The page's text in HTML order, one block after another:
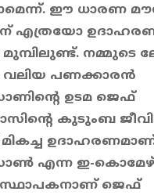
ഈ ധാരണ
എത്രയോ
മുമ്പിലുണ്ട്. നമ്മുടെ
വലിയ പണക്കാരൻ
ഉടമ ജെഫ്
കുടുംബ
എന്ന ഇ-
സ്ഥാപകനാണ് ജെഫ്